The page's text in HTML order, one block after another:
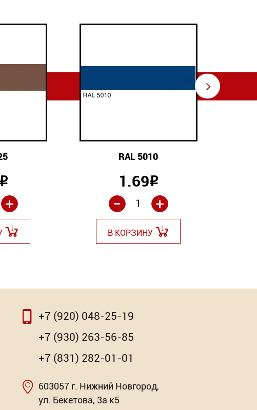
Р
+
RAL 5010
1.69Р
+
-
В КОРЗИНУ
⇨
RAL 5010
Насадка для МФИ ЗУБР BIM
+7 (920) 048-25-19
+7 (930) 263-56-85
+7 (831) 282-01-01
603057 г. Нижний Новгород,
ул. Бекетова, 3а к5